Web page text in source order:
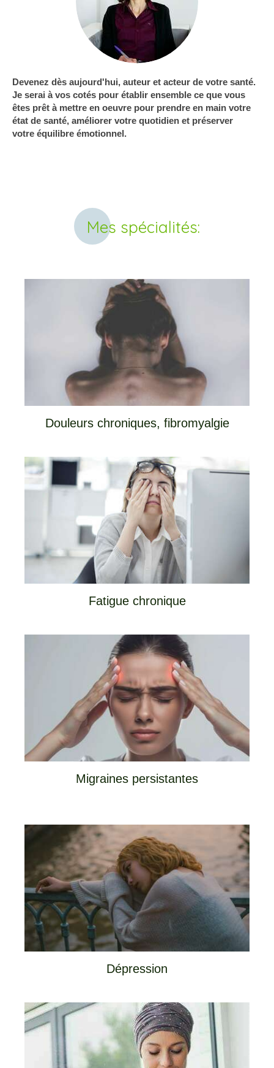
Devenez dès aujourd'hui, auteur et acteur de votre santé.
Je serai à vos cotés pour établir ensemble ce que vous
êtes prêt à mettre en oeuvre pour prendre en main votre
état de santé, améliorer votre quotidien et préserver
votre équilibre émotionnel.
Mes spécialités:
Douleurs chroniques, fibromyalgie
Fatigue chronique
Migraines persistantes
Dépression